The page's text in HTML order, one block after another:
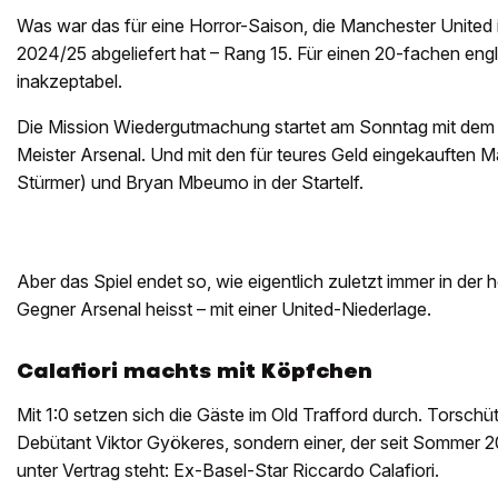
Was war das für eine Horror-Saison, die Manchester United
2024/25 abgeliefert hat – Rang 15. Für einen 20-fachen
inakzeptabel.
Die Mission Wiedergutmachung startet am Sonntag mit
Meister Arsenal. Und mit den für teures Geld eingekauften
Stürmer) und Bryan Mbeumo in der Startelf.
Aber das Spiel endet so, wie eigentlich zuletzt immer in der
Gegner Arsenal heisst – mit einer United-Niederlage.
Calafiori machts mit Köpfchen
Mit 1:0 setzen sich die Gäste im Old Trafford durch.
Debütant Viktor Gyökeres, sondern einer, der seit Sommer
unter Vertrag steht: Ex-Basel-Star Riccardo Calafiori.